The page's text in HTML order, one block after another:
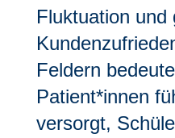
Fluktuation und
Feldern
Patient*innen
versorgt,